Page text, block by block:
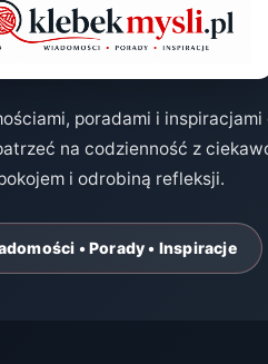
poradami i inspiracjami
na codzienność z
i odrobiną refleksji.
• Porady • Inspiracje